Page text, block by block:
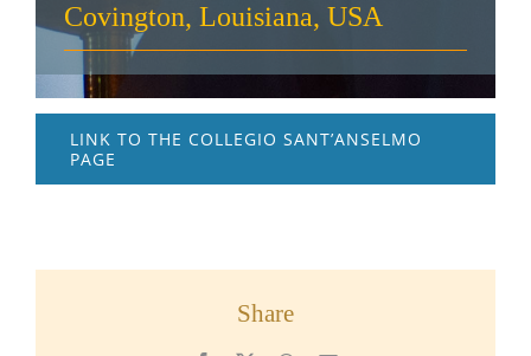
Covington, Louisiana, USA
LINK TO THE COLLEGIO SANT’ANSELMO
PAGE
Share